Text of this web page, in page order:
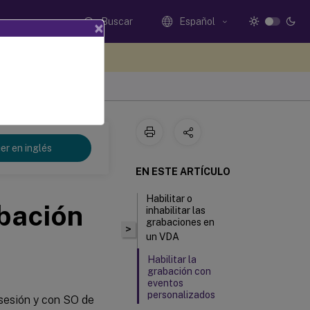
Buscar Español
en inglés
y con SO de
>
EN ESTE ARTÍCULO
Habilitar o
inhabilitar las
grabaciones en
un VDA
Habilitar la
grabación con
eventos
personalizados
×